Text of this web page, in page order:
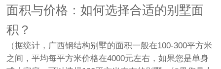
面积与价格：如何选择合适的别墅面
积？
（据统计，广西钢结构别墅的面积一般在100-300平方米
之间，平均每平方米价格在4000元左右，如果您是单身